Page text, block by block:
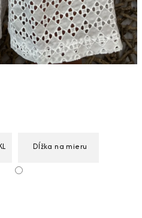
Dĺžka na mieru